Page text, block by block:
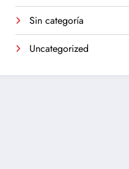
Sin categoría
Uncategorized